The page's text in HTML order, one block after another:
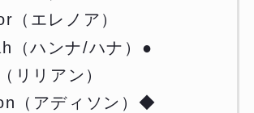
（エレノア）
（ハンナ/ハナ）●
リリアン）
（アディソン）◆